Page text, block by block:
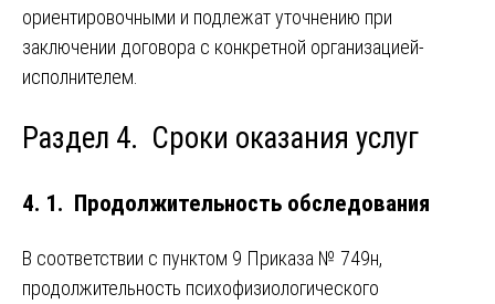
ориентировочными и подлежат уточнению при
заключении договора с конкретной организацией-
исполнителем.
Раздел 4. Сроки оказания услуг
4. 1. Продолжительность обследования
В соответствии с пунктом 9 Приказа № 749н,
продолжительность психофизиологического